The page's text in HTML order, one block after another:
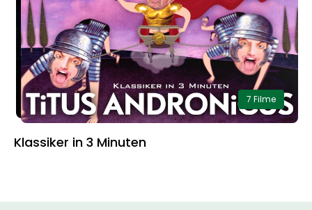
7 Filme
Klassiker in 3 Minuten